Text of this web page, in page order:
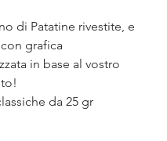
di Patatine rivestite, e
grafica
in base al vostro
da 25 gr